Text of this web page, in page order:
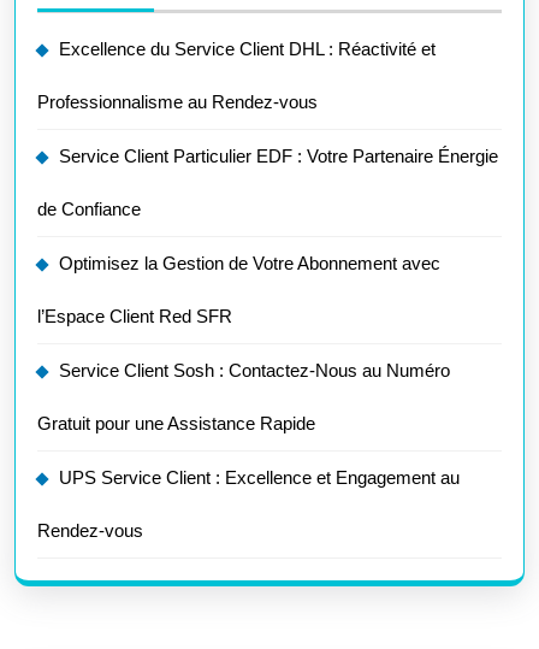
Excellence du Service Client DHL : Réactivité et
Professionnalisme au Rendez-vous
Service Client Particulier EDF : Votre Partenaire Énergie
de Confiance
Optimisez la Gestion de Votre Abonnement avec
l’Espace Client Red SFR
Service Client Sosh : Contactez-Nous au Numéro
Gratuit pour une Assistance Rapide
UPS Service Client : Excellence et Engagement au
Rendez-vous